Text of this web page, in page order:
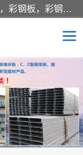
郑州鑫纵建材有限公司供应阳光板，彩钢板，彩钢钢构工程是一家集生产销售租赁安装于一体的企业，主要生产PC采光板，耐力板，仿古琉璃采光板，岩棉板、彩钢压型板、镀锌压型板、桁架楼承板，C、Z型钢檩条、围挡板、轻钢结构，阳光温室大棚等新型建材产品。公司旗下有多台移动式高空压瓦机租赁，承接全国各地业务，专业对外租赁各种型号压瓦机。
成树脂仿古瓦
光板
板